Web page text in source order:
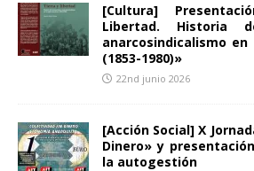
[Cultura]
Libertad. Historia
anarcosindicalismo
(1853-1980)»
22nd junio 2026
[Acción Social] X
Dinero» y
la autogestión